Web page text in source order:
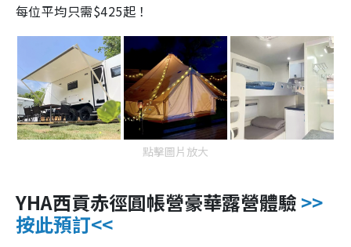
每位平均只需$425起！
點擊圖片放大
YHA西貢赤徑圓帳營豪華露營體驗 >>
按此預訂<<